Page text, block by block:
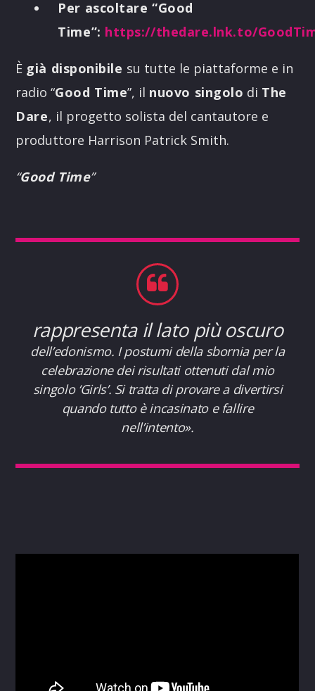
Per ascoltare “Good
Time”: https://thedare.lnk.to/
È già disponibile su tutte le piattaforme e in
radio “Good Time”, il nuovo singolo di The
Dare, il progetto solista del cantautore e
produttore Harrison Patrick Smith.
“Good Time”
rappresenta il lato più oscuro
dell’edonismo. I postumi della sbornia per la
celebrazione dei risultati ottenuti dal mio
singolo ‘Girls’. Si tratta di provare a divertirsi
quando tutto è incasinato e fallire
nell’intento».